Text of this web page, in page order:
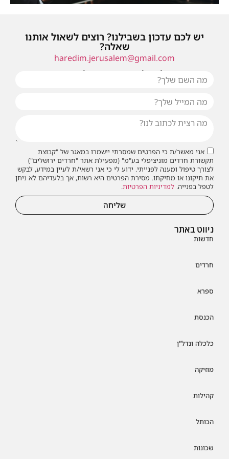
ניווט באתר
חדשות
חרדים
ספרא
הכנסת
כלכלה ונדל"ן
מוזיקה
קהילות
הכותל
שכונות
יש לכם עדכון בשבילנו? רוצים לשאול אותנו
שאלה?
haredim.jerusalem@gmail.com
או שילחו אלינו פנייה ונחזור אליכם בהקדם
אני מאשר/ת כי הפרטים שמסרתי יישמרו במאגר של "קבוצת
תקשורת חרדים מוניציפלי בע"מ" (מפעילת אתר "חרדים ירושלים")
לצורך טיפול ומענה לפנייתי. ידוע לי כי אני רשאי/ת לעיין במידע, לבקש
את תיקונו או מחיקתו. מסירת הפרטים היא רשות, אך בלעדיהם לא ניתן
לטפל בפנייה. למדיניות הפרטיות.
שליחה